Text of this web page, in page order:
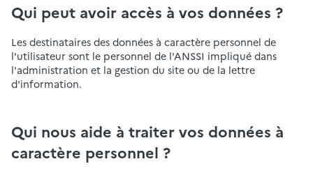
Qui peut avoir accès à vos données ?
Les destinataires des données à caractère personnel de
l'utilisateur sont le personnel de l'ANSSI impliqué dans
l'administration et la gestion du site ou de la lettre
d'information.
Qui nous aide à traiter vos données à
caractère personnel ?